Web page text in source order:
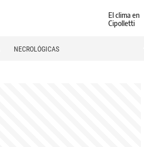
El clima en
Cipolletti
NECROLÓGICAS